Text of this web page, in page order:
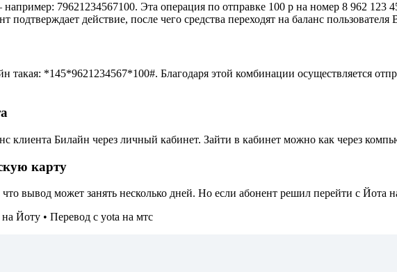
79621234567100. Эта операция по отправке 100 р на номер 8 962 123
подтверждает действие, после чего средства переходят на баланс пользователя
такая: *145*9621234567*100#. Благодаря этой комбинации осуществляется
клиента Билайн через личный кабинет. Зайти в кабинет можно как через
карту
вывод может занять несколько дней. Но если абонент решил перейти с Йота